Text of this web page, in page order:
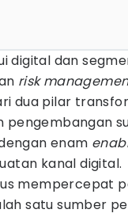
digital dan
risk
dua pilar
pengembangan
enam
kanal digital.
mempercepat
satu sumber